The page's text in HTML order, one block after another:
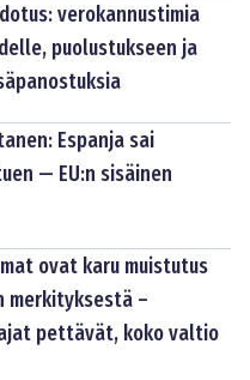
verokannustimia
puolustukseen ja
Espanja sai
— EU:n sisäinen
ovat karu muistutus
merkityksestä –
pettävät, koko valtio